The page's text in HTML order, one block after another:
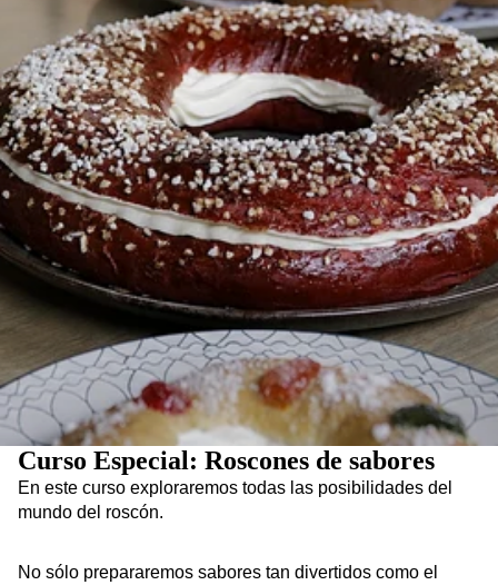
Curso Especial: Roscones de sabores
En este curso exploraremos todas las posibilidades del
mundo del roscón.
No sólo prepararemos sabores tan divertidos como el